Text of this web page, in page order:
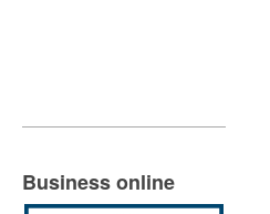
Business online